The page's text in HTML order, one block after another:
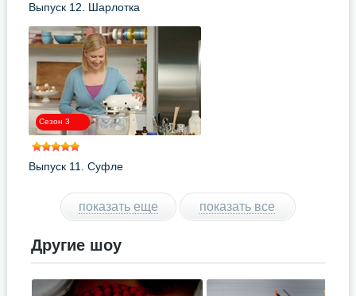
Выпуск 12. Шарлотка
Сезон 3
Выпуск 11. Суфле
показать еще показать все
Другие шоу